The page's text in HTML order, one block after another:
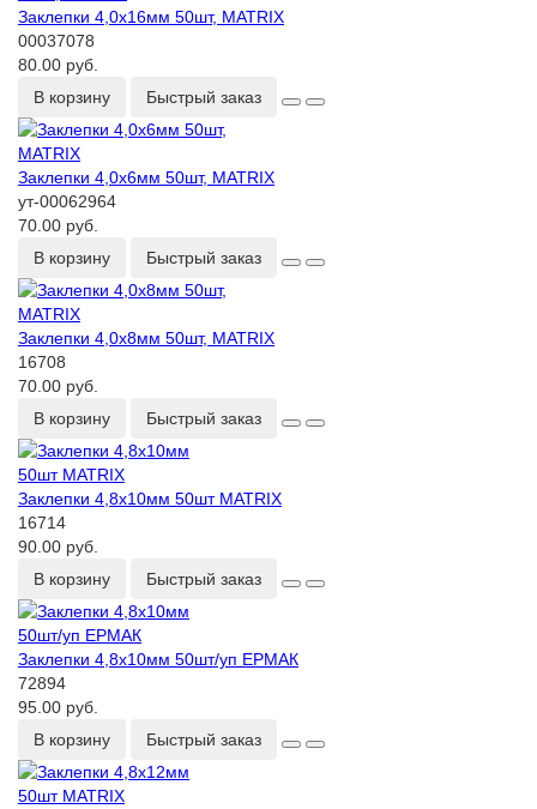
Заклепки 4,0х16мм 50шт, MATRIX
00037078
80.00 руб.
В корзину
Быстрый заказ
Заклепки 4,0х6мм 50шт, MATRIX
ут-00062964
70.00 руб.
В корзину
Быстрый заказ
Заклепки 4,0х8мм 50шт, MATRIX
16708
70.00 руб.
В корзину
Быстрый заказ
Заклепки 4,8х10мм 50шт MATRIX
16714
90.00 руб.
В корзину
Быстрый заказ
Заклепки 4,8х10мм 50шт/уп ЕРМАК
72894
95.00 руб.
В корзину
Быстрый заказ